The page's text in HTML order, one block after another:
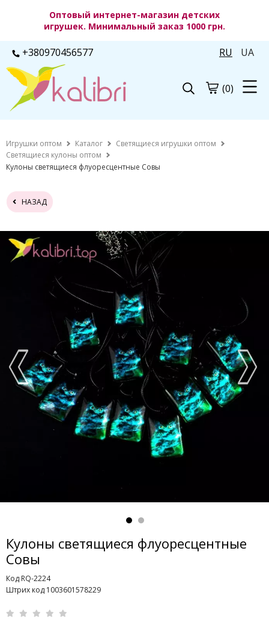
Оптовый интернет-магазин детских
игрушек. Минимальный заказ 1000 грн.
+380970456577 RU UA
(0)
Игрушки оптом Каталог
Светящиеся игрушки оптом
Светящиеся кулоны оптом
Кулоны светящиеся флуоресцентные Совы
НАЗАД
Кулоны светящиеся флуоресцентные
Совы
Код RQ-2224
Штрих код 1003601578229